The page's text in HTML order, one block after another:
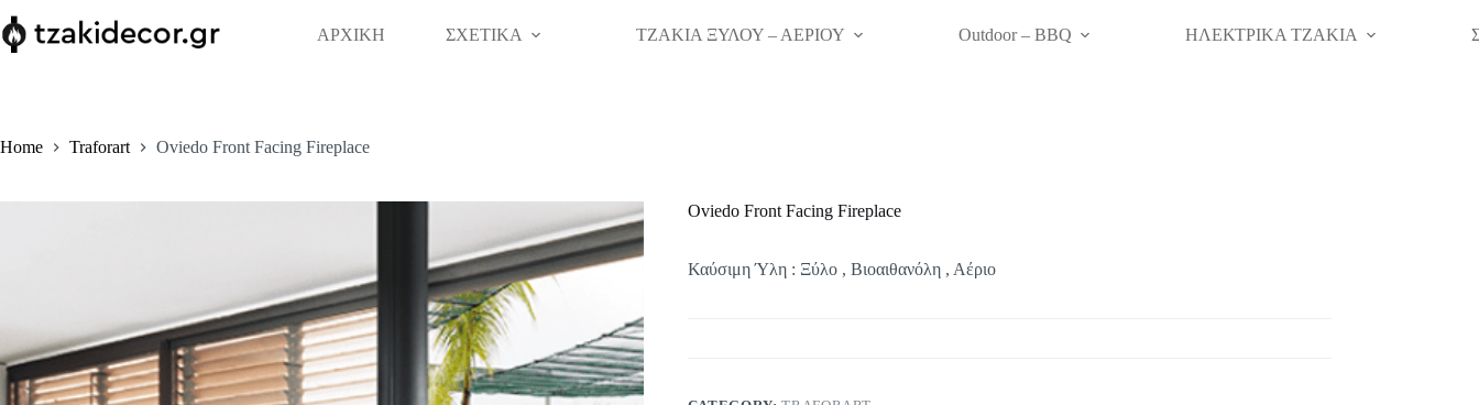
to
content
ΑΡΧΙΚΗ ΣΧΕΤΙΚΑ ΤΖΑΚΙΑ ΞΥΛΟΥ – ΑΕΡΙΟΥ Outdoor – BBQ ΗΛΕΚΤΡΙΚΑ ΤΖΑΚΙΑ
Home Traforart Oviedo Front Facing Fireplace
Oviedo Front Facing Fireplace
Καύσιμη Ύλη : Ξύλο , Βιοαιθανόλη , Αέριο